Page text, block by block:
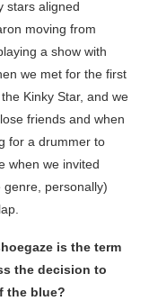
stars aligned
moving from
a show with
we met for the first
Kinky Star, and we
friends and when
for a drummer to
when we invited
personally)
is the term
the decision to
the blue?